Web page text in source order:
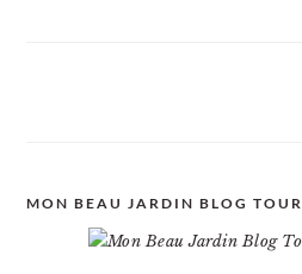
MON BEAU JARDIN BLOG TOUR